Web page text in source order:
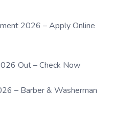
2026 – Apply Online
Out – Check Now
– Barber & Washerman